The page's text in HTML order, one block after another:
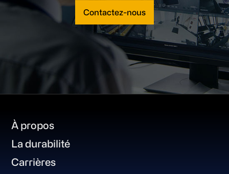
Contactez-nous
Footer
À propos
La durabilité
Carrières